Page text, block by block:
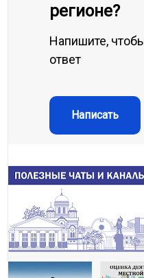
регионе?
Напишите,
ответ
Написать